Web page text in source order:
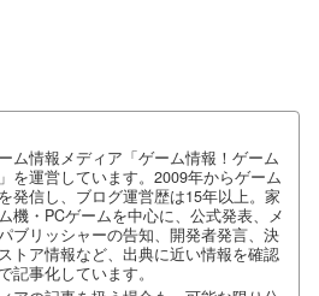
ム情報メディア「ゲーム情報！ゲーム
を運営しています。2009年からゲーム
発信し、ブログ運営歴は15年以上。家
機・PCゲームを中心に、公式発表、メ
ブリッシャーの告知、開発者発言、決
トア情報など、出典に近い情報を確認
記事化しています。